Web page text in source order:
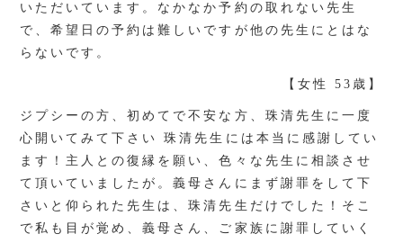
いただいています。なかなか予約の取れない先生
で、希望日の予約は難しいですが他の先生にとはな
らないです。
【女性 53歳】
ジプシーの方、初めてで不安な方、珠清先生に一度
心開いてみて下さい 珠清先生には本当に感謝してい
ます！主人との復縁を願い、色々な先生に相談させ
て頂いていましたが。義母さんにまず謝罪をして下
さいと仰られた先生は、珠清先生だけでした！そこ
で私も目が覚め、義母さん、ご家族に謝罪していく